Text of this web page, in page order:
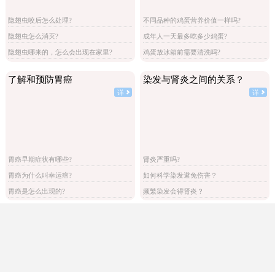
隐翅虫咬后怎么处理?
隐翅虫怎么消灭?
隐翅虫哪来的，怎么会出现在家里?
不同品种的鸡蛋营养价值一样吗?
成年人一天最多吃多少鸡蛋?
鸡蛋放冰箱前需要清洗吗?
了解和预防胃癌
详
胃癌早期症状有哪些?
胃癌为什么叫幸运癌?
胃癌是怎么出现的?
染发与肾炎之间的关系？
详
肾炎严重吗?
如何科学染发避免伤害？
频繁染发会得肾炎？